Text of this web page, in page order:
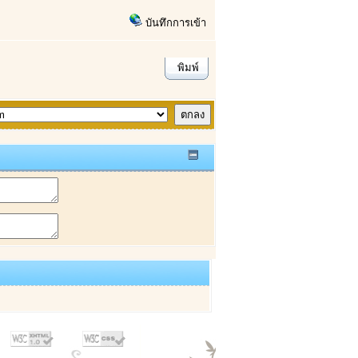
บันทึกการเข้า
พิมพ์